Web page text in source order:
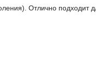
Отлично подходит